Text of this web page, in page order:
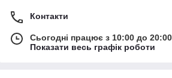
Контакти
Сьогодні працює з 10:00 до 20:00
Показати весь графік роботи